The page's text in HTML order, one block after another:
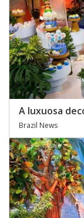
A luxuosa
Brazil News